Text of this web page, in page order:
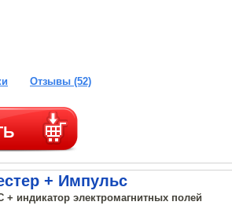
Отзывы (52)
+ Импульс
+ индикатор электромагнитных полей